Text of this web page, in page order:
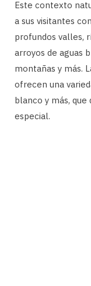
Este contexto
a sus visitantes
profundos valles,
arroyos de aguas
montañas y más.
ofrecen una
blanco y más,
especial.